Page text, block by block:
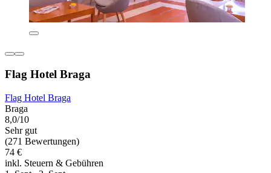
Flag Hotel Braga
Flag Hotel Braga
Braga
8,0/10
Sehr gut
(271 Bewertungen)
74 €
inkl. Steuern & Gebühren